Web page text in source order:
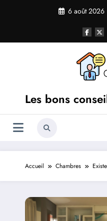
6 août 2026
Les bons
Accueil Chambres